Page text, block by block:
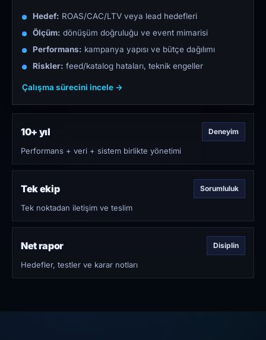
Hedef: ROAS/CAC/LTV veya lead hedefleri
Ölçüm: dönüşüm doğruluğu ve event mimarisi
Performans: kampanya yapısı ve bütçe dağılımı
Riskler: feed/katalog hataları, teknik engeller
Çalışma sürecini incele →
10+ yıl Deneyim
Performans + veri + sistem birlikte yönetimi
Tek ekip Sorumluluk
Tek noktadan iletişim ve teslim
Net rapor Disiplin
Hedefler, testler ve karar notları